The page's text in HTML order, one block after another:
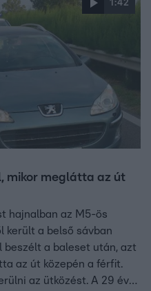
1:42
mikor meglátta az út
hajnalban az M5-ös
került a belső sávban
beszélt a baleset után, azt
az út közepén a férfit.
az ütközést. A 29 éves